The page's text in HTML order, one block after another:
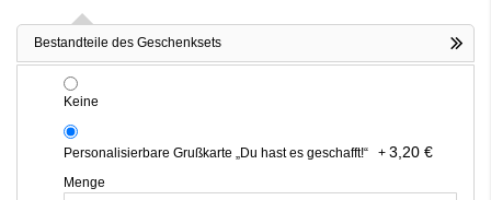
Bestandteile des Geschenksets
Keine
Personalisierbare Grußkarte „Du hast es geschafft!“ + 3,20 €
Menge